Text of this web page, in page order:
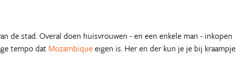
de stad. Overal doen huisvrouwen - en een enkele man - inkopen
tempo dat Mozambiqueeigen is. Her en der kun je je bij